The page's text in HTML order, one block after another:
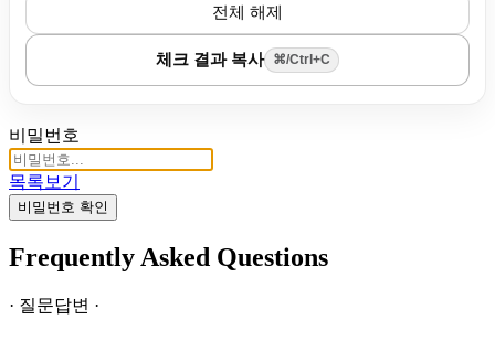
전체 해제
체크 결과 복사 ⌘/Ctrl+C
비밀번호
목록보기
비밀번호 확인
Frequently Asked Questions
· 질문답변 ·